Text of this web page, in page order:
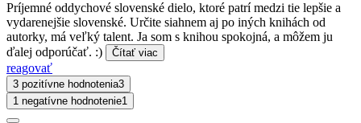
Príjemné oddychové slovenské dielo, ktoré patrí medzi tie lepšie a
vydarenejšie slovenské. Určite siahnem aj po iných knihách od
autorky, má veľký talent. Ja som s knihou spokojná, a môžem ju
ďalej odporúčať. :)
Čítať viac
reagovať
3 pozitívne hodnotenia3
1 negatívne hodnotenie1